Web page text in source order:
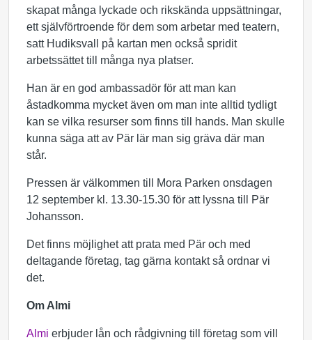
skapat många lyckade och rikskända uppsättningar,
ett självförtroende för dem som arbetar med teatern,
satt Hudiksvall på kartan men också spridit
arbetssättet till många nya platser.
Han är en god ambassadör för att man kan
åstadkomma mycket även om man inte alltid tydligt
kan se vilka resurser som finns till hands. Man skulle
kunna säga att av Pär lär man sig gräva där man
står.
Pressen är välkommen till Mora Parken onsdagen
12 september kl. 13.30-15.30 för att lyssna till Pär
Johansson.
Det finns möjlighet att prata med Pär och med
deltagande företag, tag gärna kontakt så ordnar vi
det.
Om Almi
Almi erbjuder lån och rådgivning till företag som vill